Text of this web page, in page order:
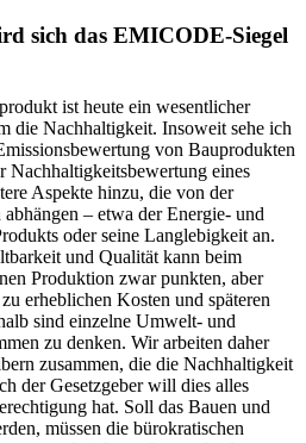
sich das EMICODE-Siegel
ist heute ein wesentlicher
die Nachhaltigkeit. Insoweit sehe ich
von Bauprodukten
Nachhaltigkeitsbewertung eines
Aspekte hinzu, die von der
– etwa der Energie- und
oder seine Langlebigkeit an.
und Qualität kann beim
Produktion zwar punkten, aber
erheblichen Kosten und späteren
sind einzelne Umwelt- und
zu denken. Wir arbeiten daher
zusammen, die die Nachhaltigkeit
der Gesetzgeber will dies alles
hat. Soll das Bauen und
müssen die bürokratischen